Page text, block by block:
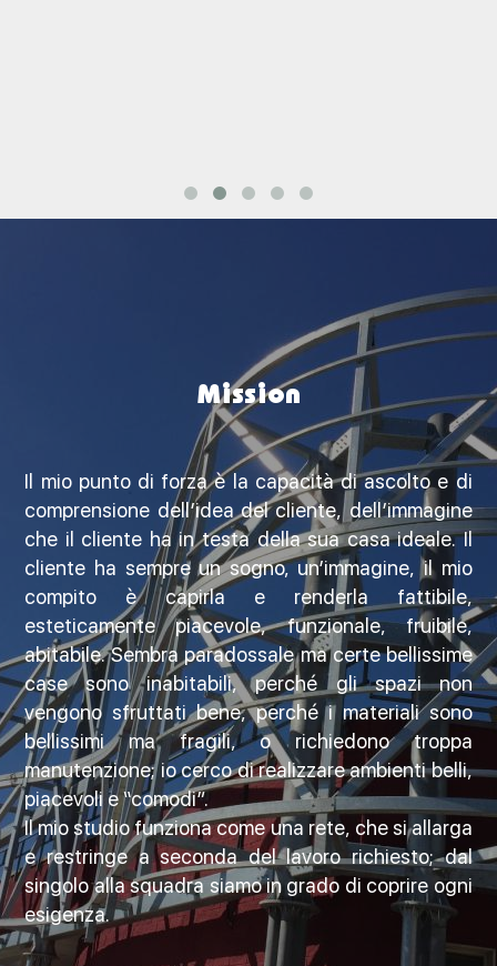
Mission
Il mio punto di forza è la capacità di ascolto e di
comprensione dell’idea del cliente, dell’immagine
che il cliente ha in testa della sua casa ideale. Il
cliente ha sempre un sogno, un’immagine, il mio
compito è capirla e renderla fattibile,
esteticamente piacevole, funzionale, fruibile,
abitabile. Sembra paradossale ma certe bellissime
case sono inabitabili, perché gli spazi non
vengono sfruttati bene, perché i materiali sono
bellissimi ma fragili, o richiedono troppa
manutenzione; io cerco di realizzare ambienti belli,
piacevoli e “comodi”.
Il mio studio funziona come una rete, che si allarga
e restringe a seconda del lavoro richiesto; dal
singolo alla squadra siamo in grado di coprire ogni
esigenza.